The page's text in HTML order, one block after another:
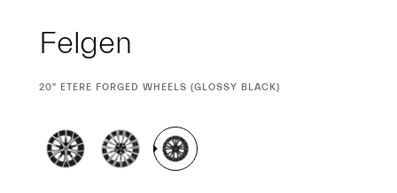
Felgen
CURRENT
20" ETERE FORGED WHEELS (GLOSSY BLACK)